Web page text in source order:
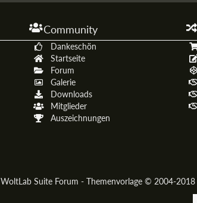
Community
Dankeschön
Startseite
Forum
Galerie
Downloads
Mitglieder
Auszeichnungen
WoltLab Suite Forum - Themenvorlage © 2004-2018